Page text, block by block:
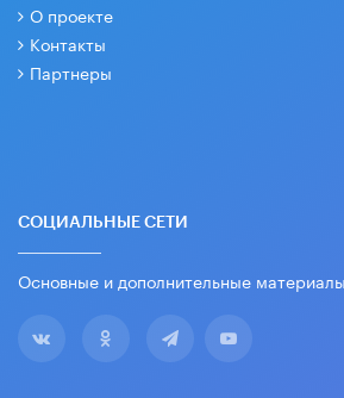
О проекте
Контакты
Партнеры
СОЦИАЛЬНЫЕ СЕТИ
Основные и дополнительные